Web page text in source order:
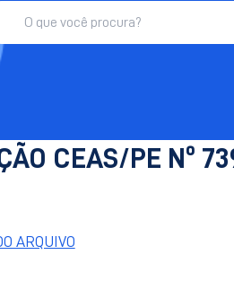
CEAS/PE Nº
ARQUIVO